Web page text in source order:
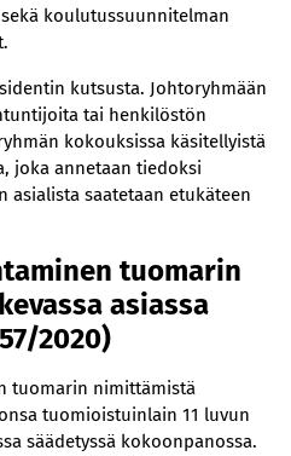
koulutussuunnitelman
kutsusta. Johtoryhmään
tai henkilöstön
kokouksissa käsitellyistä
joka annetaan tiedoksi
asialista saatetaan etukäteen
tuomarin
asiassa
2020)
tuomarin nimittämistä
tuomioistuinlain 11 luvun
säädetyssä kokoonpanossa.